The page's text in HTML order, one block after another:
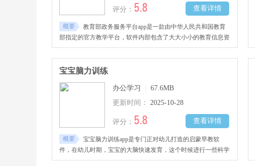
查看详情
评分： 5.8
概要
教育部政务服务平台app是一款由中华人民共和国教育
部指定的官方教学平台，软件内部包含了大大小小的教育信息资
讯，小到小学初中，大到高中、大学以及成人教育，这里的资讯
应有尽有。
宝宝脑力训练
办公学习
67.6MB
更新时间：
2025-10-28
查看详情
评分： 5.8
概要
宝宝脑力训练app是专门正对幼儿打造的启蒙早教软
件，在幼儿时期，宝宝的大脑快速发育，这个时候进行一些科学
的早教可以让孩子变得更加聪明伶俐。